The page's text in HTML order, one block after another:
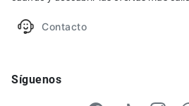
Contacto
Síguenos